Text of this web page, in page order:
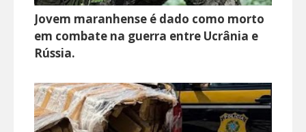
Jovem maranhense é dado como morto
em combate na guerra entre Ucrânia e
Rússia.